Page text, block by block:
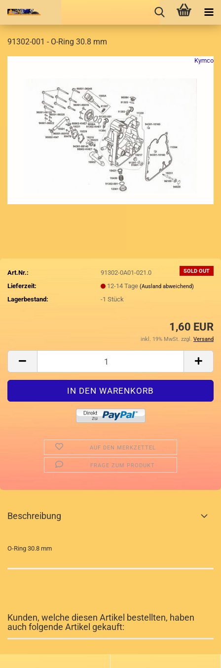
91302-001 - O-Ring 30.8 mm
Kymco
SOLD OUT
Art.Nr.:
91302-0A01-021.0
Lieferzeit:
12-14 Tage(Ausland abweichend)
Lagerbestand: -1Stück
1,60 EUR
inkl. 19% MwSt. zzgl. Versand
AUF DEN MERKZETTEL
FRAGE ZUM PRODUKT
Beschreibung
O-Ring 30.8 mm
Kunden, welche diesen Artikel bestellten, haben
auch folgende Artikel gekauft: